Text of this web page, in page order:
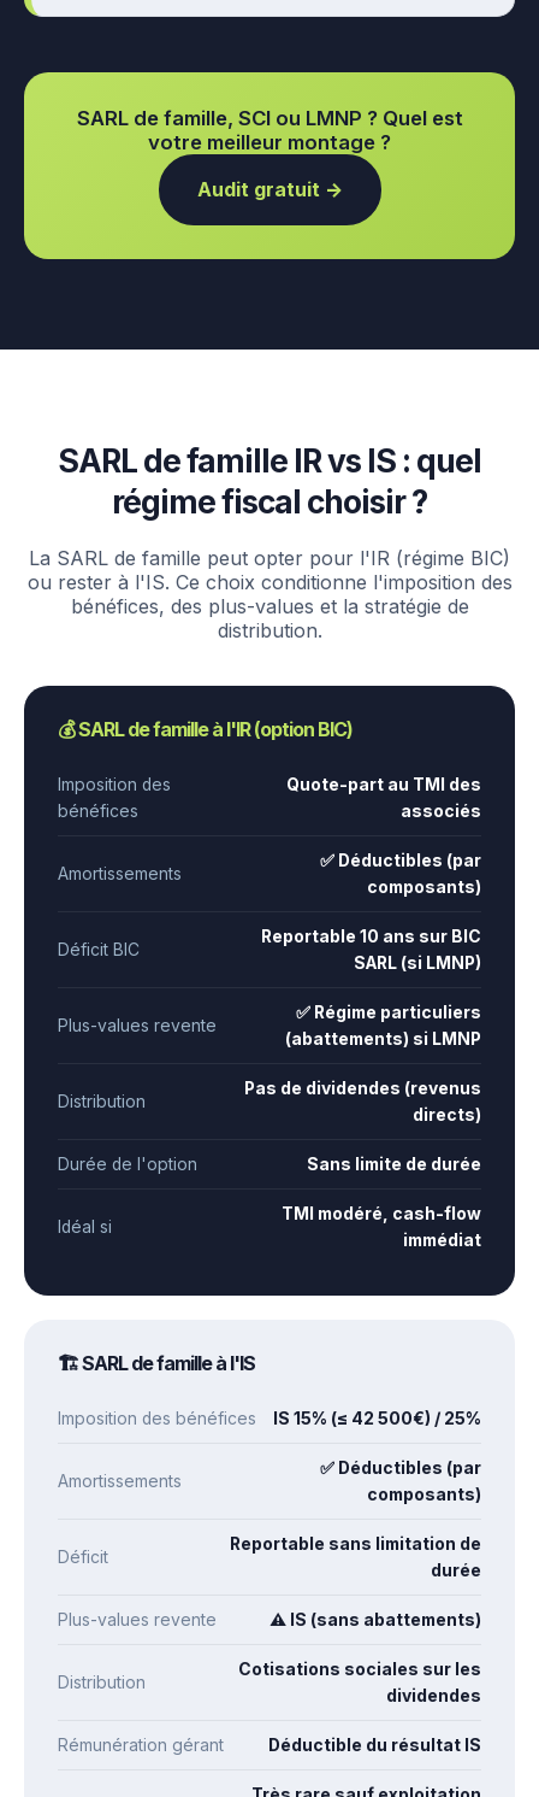
SARL de famille, SCI ou LMNP ? Quel est
votre meilleur montage ?
Audit gratuit →
SARL de famille IR vs IS : quel
régime fiscal choisir ?
La SARL de famille peut opter pour l'IR (régime BIC)
ou rester à l'IS. Ce choix conditionne l'imposition des
bénéfices, des plus-values et la stratégie de
distribution.
💰 SARL de famille à l'IR (option BIC)
Imposition des
bénéfices
Quote-part au TMI des
associés
Amortissements
✅ Déductibles (par
composants)
Déficit BIC
Reportable 10 ans sur BIC
SARL (si LMNP)
Plus-values revente
✅ Régime particuliers
(abattements) si LMNP
Distribution
Pas de dividendes (revenus
directs)
Durée de l'option Sans limite de durée
Idéal si
TMI modéré, cash-flow
immédiat
🏗️ SARL de famille à l'IS
Imposition des bénéfices IS 15% (≤ 42 500€) / 25%
Amortissements
✅ Déductibles (par
composants)
Déficit
Reportable sans limitation de
durée
Plus-values revente ⚠️ IS (sans abattements)
Distribution
Cotisations sociales sur les
dividendes
Rémunération gérant Déductible du résultat IS